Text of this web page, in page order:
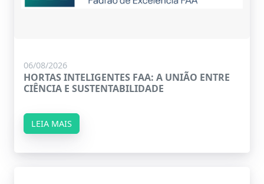
06/08/2026
HORTAS INTELIGENTES FAA: A UNIÃO ENTRE
CIÊNCIA E SUSTENTABILIDADE
LEIA MAIS